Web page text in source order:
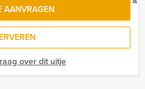
AANVRAGEN
over dit uitje